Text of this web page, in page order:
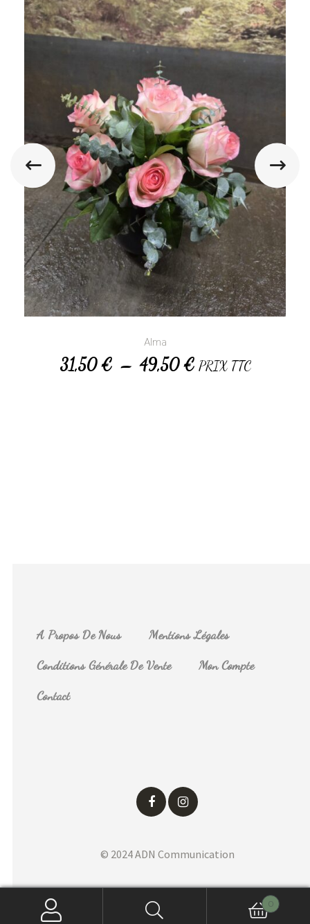
1 étoile
sur 5
2 étoiles
sur 5
3 étoiles
sur 5
4 étoiles
sur 5
5 étoiles
sur 5
ENREGISTRER MON NOM, MON E-MAIL ET MON SITE DANS LE NAVIGATEUR
POUR MON PROCHAIN COMMENTAIRE.
Alma
31,50€ – 49,50€ PRIX TTC
A Propos De Nous
Mentions Légales
Conditions Générale De Vente
Mon Compte
Contact
© 2024 ADN Communication
0